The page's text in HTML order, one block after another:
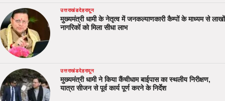
उत्तराखंडदेहरादून
मुख्यमंत्री धामी के नेतृत्व में जनकल्याणकारी कैम्पों के माध्यम से लाखों
नागरिकों को मिला सीधा लाभ
उत्तराखंडदेहरादून
मुख्यमंत्री धामी ने किया कैंचीधाम बाईपास का स्थलीय निरीक्षण,
यात्रा सीजन से पूर्व कार्य पूर्ण करने के निर्देश